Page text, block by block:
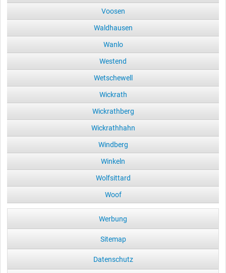
Voosen
Waldhausen
Wanlo
Westend
Wetschewell
Wickrath
Wickrathberg
Wickrathhahn
Windberg
Winkeln
Wolfsittard
Woof
Werbung
Sitemap
Datenschutz